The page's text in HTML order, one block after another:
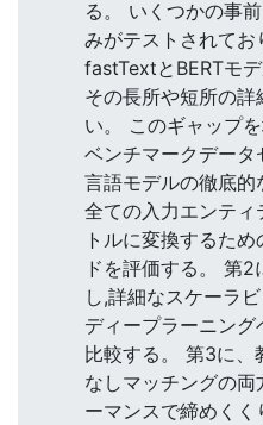
る。 いくつかの事
みがテストされて
fastTextとBERTモ
その長所や短所の
い。 このギャップ
ベンチマークデータ
言語モデルの徹底的
全ての入力エンティ
トルに変換するた
ドを評価する。 第
し,詳細なスケーラ
ディープラーニング
比較する。 第3に、
なしマッチングの
ーマンスで締めく